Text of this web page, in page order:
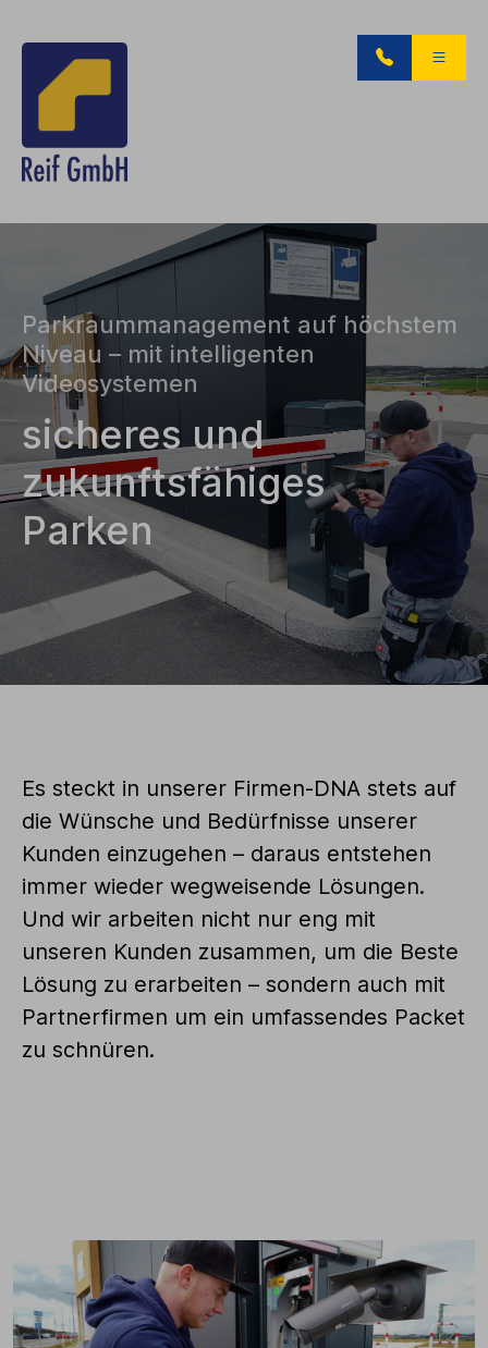
Parkraummanagement auf höchstem
Niveau – mit intelligenten
Videosystemen
sicheres und
zukunftsfähiges
Parken
Es steckt in unserer Firmen-DNA stets auf
die Wünsche und Bedürfnisse unserer
Kunden einzugehen – daraus entstehen
immer wieder wegweisende Lösungen.
Und wir arbeiten nicht nur eng mit
unseren Kunden zusammen, um die Beste
Lösung zu erarbeiten – sondern auch mit
Partnerfirmen um ein umfassendes Packet
zu schnüren.